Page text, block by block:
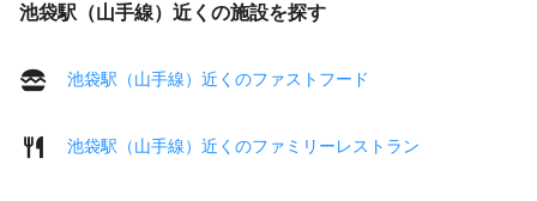
池袋駅（山手線）近くの施設を探す
池袋駅（山手線）近くのファストフード
池袋駅（山手線）近くのファミリーレストラン